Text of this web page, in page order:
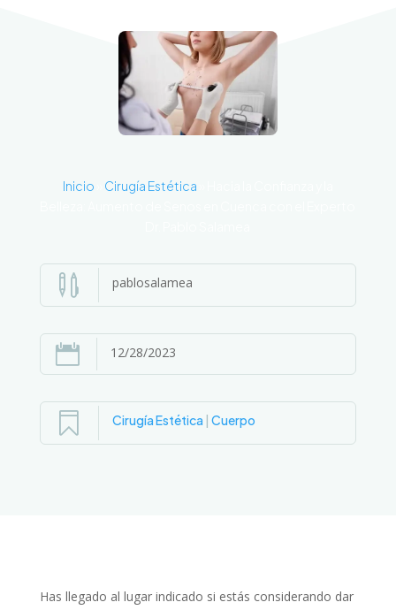
Inicio Cirugía Estética
 pablosalamea
 12/28/2023
 Cirugía Estética | Cuerpo
Has llegado al lugar indicado si estás considerando dar